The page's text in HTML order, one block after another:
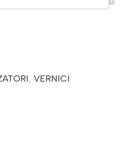
, VERNICI